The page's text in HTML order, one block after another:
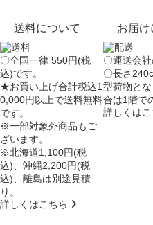
送料について
〇全国一律 550円(税
込)です。
★お買い上げ合計税込1
0,000円以上で送料無料
です。
※一部対象外商品もご
ざいます。
※北海道1,100円(税
込)、沖縄2,200円(税
込)、離島は別途見積
り。
詳しくはこちら
お届け
〇運送会
〇長さ
型荷物と
合は1階で
詳しくはこ